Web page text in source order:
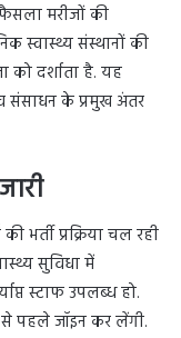
मरीजों की
स्वास्थ्य संस्थानों की
को दर्शाता है. यह
संसाधन के प्रमुख अंतर
भर्ती प्रक्रिया चल रही
सुविधा में
स्टाफ उपलब्ध हो.
पहले जॉइन कर लेंगी.